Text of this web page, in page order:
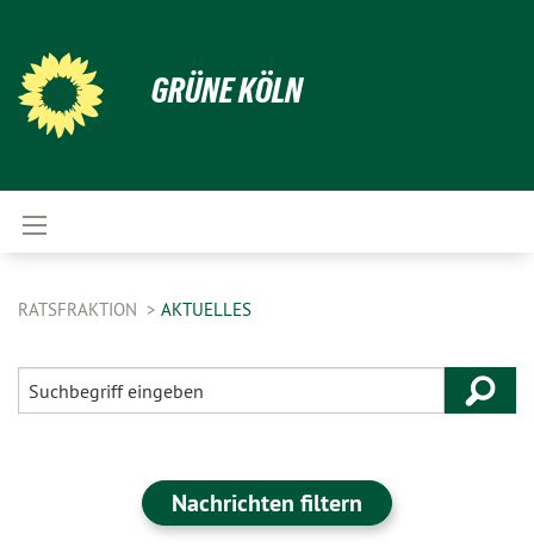
GRÜNE KÖLN
RATSFRAKTION AKTUELLES
Nachrichten filtern